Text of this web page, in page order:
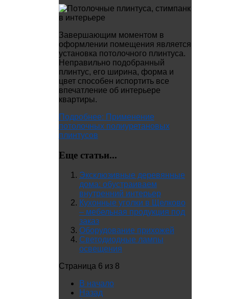
Завершающим моментом в
оформлении помещения является
установка потолочного плинтуса.
Неправильно подобранный
плинтус, его ширина, форма и
цвет способен испортить все
впечатление об интерьере
квартиры.
Подробнее: Применение
потолочных полиуретановых
плинтусов
Еще статьи...
Эксклюзивные деревянные
дома: обустраиваем
внутренний интерьер
Кухонные уголки в Щелково
– мебельная продукция под
заказ
Оборудование прихожей
Светодиодные лампы
освещения
Страница 6 из 8
В начало
Назад